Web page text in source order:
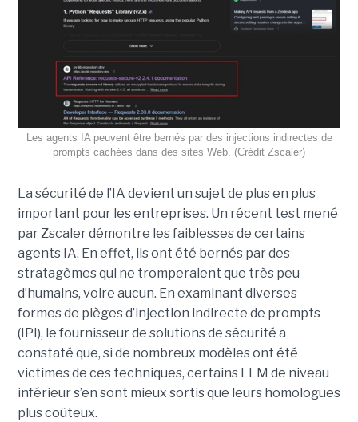
Les agents IA peuvent être bernés par des injections indirectes de
prompts cachées dans des sites Web. (Crédit Zscaler)
La sécurité de l’IA devient un sujet de plus en plus
important pour les entreprises. Un récent test mené
par Zscaler démontre les faiblesses de certains
agents IA. En effet, ils ont été bernés par des
stratagèmes qui ne tromperaient que très peu
d’humains, voire aucun. En examinant diverses
formes de pièges d’injection indirecte de prompts
(IPI), le fournisseur de solutions de sécurité a
constaté que, si de nombreux modèles ont été
victimes de ces techniques, certains LLM de niveau
inférieur s’en sont mieux sortis que leurs homologues
plus coûteux.